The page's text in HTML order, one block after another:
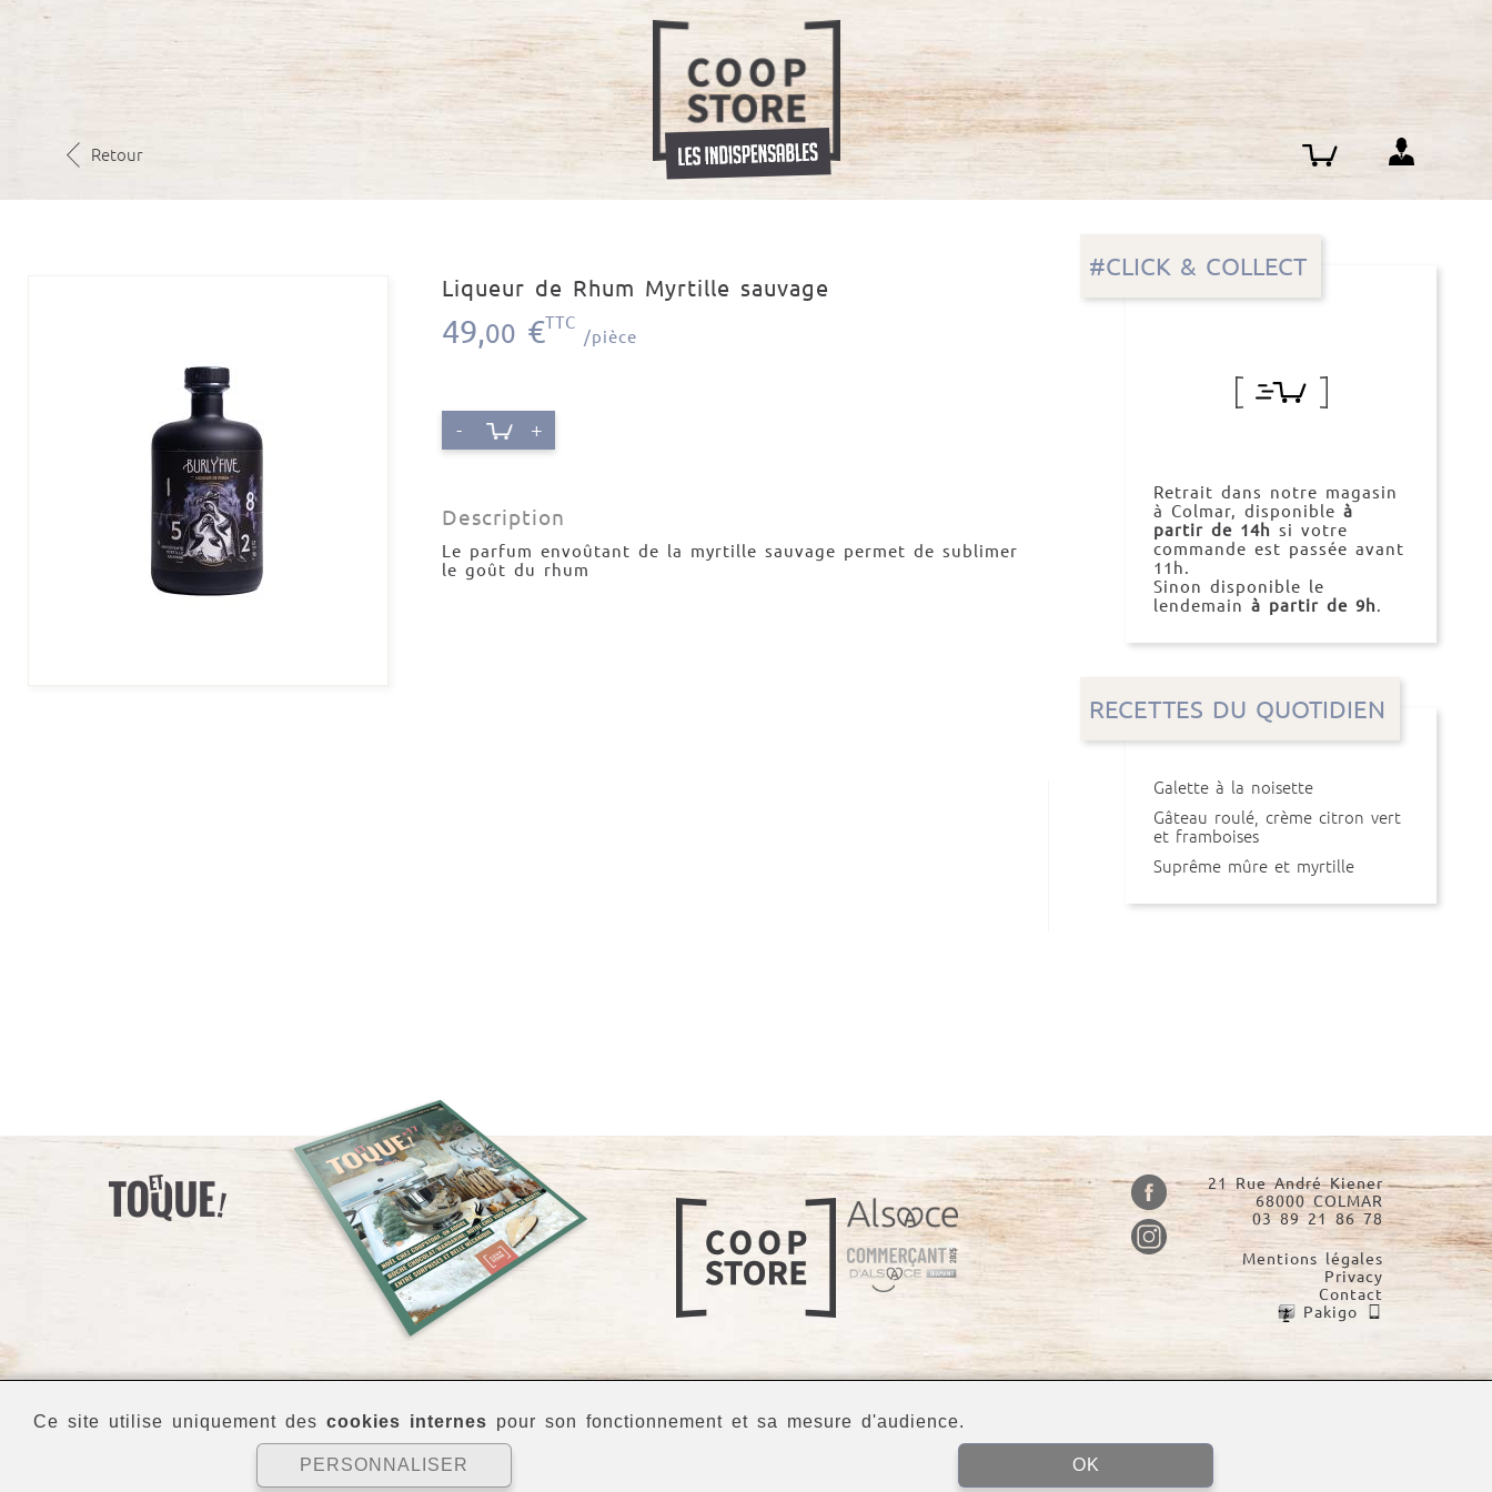
Retour
#CLICK & COLLECT
Retrait dans notre magasin
à Colmar, disponible à
partir de 14h si votre
commande est passée avant
11h.
Sinon disponible le
lendemain à partir de 9h.
RECETTES DU QUOTIDIEN
Galette à la noisette
Gâteau roulé, crème citron vert
et framboises
Suprême mûre et myrtille
Liqueur de Rhum Myrtille sauvage
49,00 €TTC
/pièce
- +
Description
Le parfum envoûtant de la myrtille sauvage permet de sublimer
le goût du rhum
21 Rue André Kiener
68000 COLMAR
03 89 21 86 78
Mentions légales
Privacy
Contact
Pakigo
Ce site utilise uniquement des cookies internes pour son fonctionnement et sa mesure d'audience.
PERSONNALISER OK